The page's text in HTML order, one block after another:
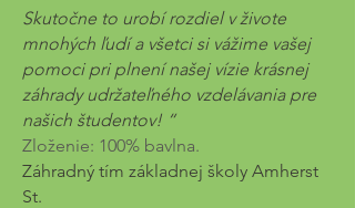
Skutočne to urobí rozdiel v živote
mnohých ľudí a všetci si vážime vašej
pomoci pri plnení našej vízie krásnej
záhrady udržateľného vzdelávania pre
našich študentov! “
Zloženie: 100% bavlna.
Záhradný tím základnej školy Amherst
St.